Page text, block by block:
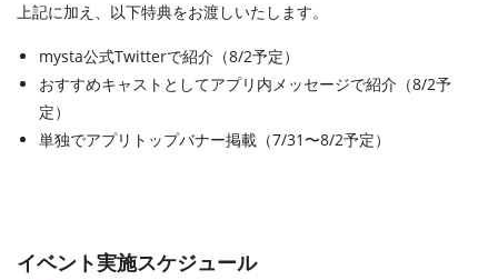
上記に加え、以下特典をお渡しいたします。
mysta公式Twitterで紹介（8/2予定）
おすすめキャストとしてアプリ内メッセージで紹介（8/2予
定）
単独でアプリトップバナー掲載（7/31〜8/2予定）
イベント実施スケジュール